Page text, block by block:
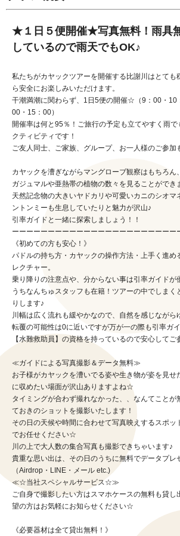
★１日５便開催★写真無料！雨具
しているので雨天でもOK♪
私たちがカヤックツアーを開催する比謝川はとても
ら安全にお楽しみいただけます。
干潮満潮に関わらず、1日5便の開催☆（9：00・10
00・15：00）
開催率は何と95％！ご旅行の予定も立てやすく雨で
クティビティです！
ご友人同士、ご家族、グループ、お一人様のご参加
カヤックを漕ぎながらマングローブ観察はもちろん
ガジュマルや亜熱帯の植物の数々を見ることができ
天然記念物の大きいヤドカリや可愛いカニのシオマ
ントンミーも生息していたりと魅力が沢山♪
引率ガイドと一緒に探索しましょう！！
ーーーーーーーーーーーーーーーーーーーーーーー
《初めての方も安心！》
パドルの持ち方・カヤックの操作方法・上手く進め
レクチャー。
乗り降りの注意点や、分からない事は引率ガイドが
うちなんちゅスタッフも在籍！ツアーの中でしまく
りします♪
川幅は広く流れも緩やかなので、自然を感じながら
転覆の可能性は0に近いですが万が一の際も引率ガイ
【水難救助員】の資格を持っているので安心してご
≪ガイドによる写真撮影＆データ無料≫
お子様がカヤックを漕いでる姿や生き物が姿を見せ
に収めたい場面が沢山ありますよね☆
タイミングが合わず撮れなかった、、なんてことが
ておきのショットを撮影いたします！
その日の天候や時間に合わせて写真映えするスポッ
でお任せください☆
川の上で大人数の集合写真も撮影できちゃいます♪
貴重な思い出は、その日のうちに無料でデータプレ
（Airdrop・LINE・メール etc.)
≪☆当社スペシャルサービス☆≫
ご自身で撮影したい方はスマホケースの無料も貸し
望の方はお気軽にお知らせください☆
《必要器材は全て貸出無料！》